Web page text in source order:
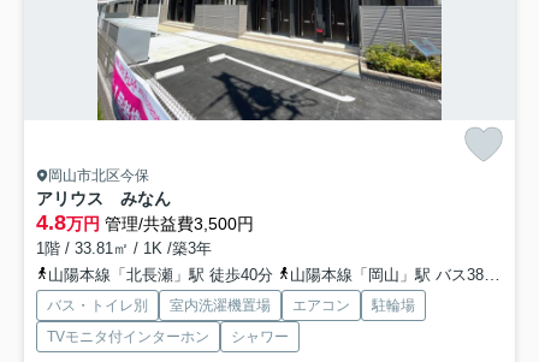
岡山市北区今保
アリウス みなん
4.8万円 管理/共益費3,500円
1階 / 33.81㎡ / 1K /築3年
山陽本線「北長瀬」駅 徒歩40分
山陽本線「岡山」駅 バス38分 「鉄工センター前」 停歩16分
バス・トイレ別 室内洗濯機置場 エアコン
駐輪場
TVモニタ付インターホン
シャワー